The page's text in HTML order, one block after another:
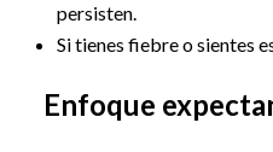
persisten.
Si tienes fiebre o sientes
Enfoque